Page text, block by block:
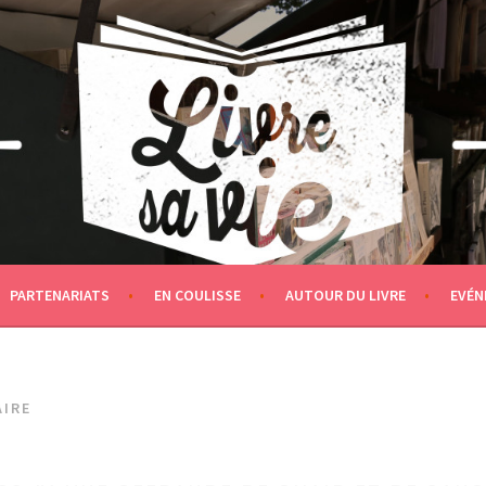
PARTENARIATS EN COULISSE AUTOUR DU LIVRE